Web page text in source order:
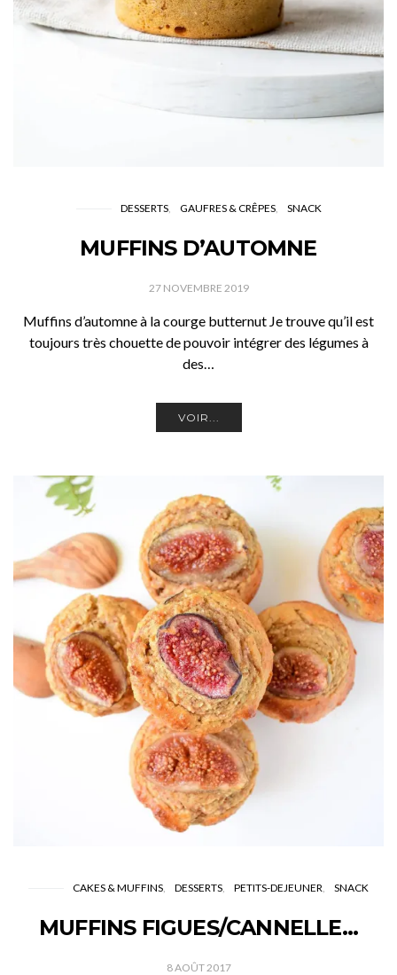
DESSERTS GAUFRES & CRÊPES SNACK
MUFFINS D’AUTOMNE
27 NOVEMBRE 2019
Muffins d’automne à la courge butternut Je trouve qu’il est
toujours très chouette de pouvoir intégrer des légumes à
des…
VOIR...
CAKES & MUFFINS DESSERTS PETITS-DEJEUNER SNACK
MUFFINS FIGUES/CANNELLE…
8 AOÛT 2017